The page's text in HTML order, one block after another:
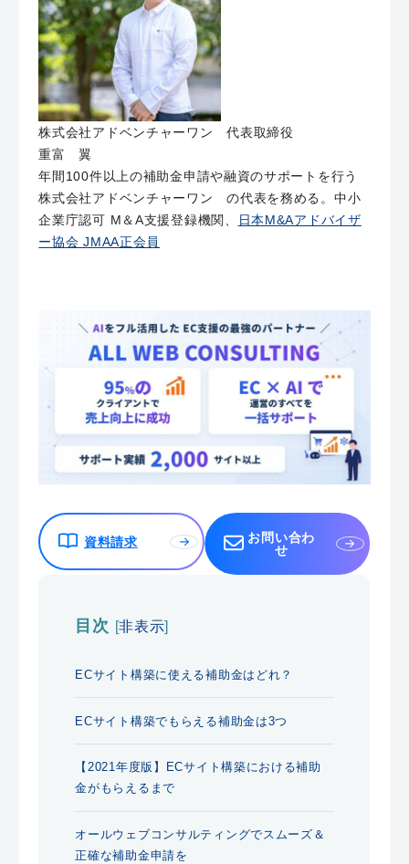
株式会社アドベンチャーワン 代表取締役
重富 翼
年間100件以上の補助金申請や融資のサポートを行う
株式会社アドベンチャーワン の代表を務める。中小
企業庁認可 M＆A支援登録機関、
日本M&Aアドバイザ
ー協会 JMAA正会員
資料請求
お問い合わ
せ
目次 [非表示]
ECサイト構築に使える補助金はどれ？
ECサイト構築でもらえる補助金は3つ
【2021年度版】ECサイト構築における補助
金がもらえるまで
オールウェブコンサルティングでスムーズ＆
正確な補助金申請を